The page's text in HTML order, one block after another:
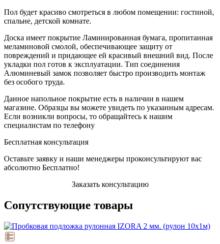
Пол будет красиво смотреться в любом помещении: гостиной,
спальне, детской комнате.
Доска имеет покрытие Ламинированная бумага, пропитанная
меламиновой смолой, обеспечивающее защиту от
повреждений и придающее ей красивый внешний вид. После
укладки пол готов к эксплуатации. Тип соединения
Алюминевый замок позволяет быстро производить монтаж
без особого труда.
Данное напольное покрытие есть в наличии в нашем
магазине. Образцы вы можете увидеть по указанным адресам.
Если возникли вопросы, то обращайтесь к нашим
специалистам по телефону
Бесплатная консультация
Оставьте заявку и наши менеджеры проконсультируют вас
абсолютно Бесплатно!
Заказать консультацию
Сопутствующие товары